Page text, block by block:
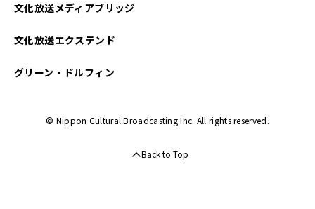
文化放送メディアブリッジ
文化放送エクステンド
グリーン・ドルフィン
© Nippon Cultural Broadcasting Inc. All rights reserved.
Back to Top